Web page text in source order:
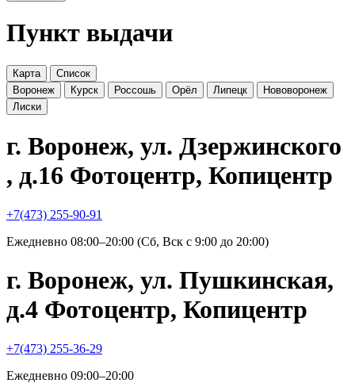
Пункт выдачи
Карта
Список
Воронеж
Курск Россошь Орёл Липецк
Нововоронеж
Лиски
г. Воронеж, ул. Дзержинского
, д.16 Фотоцентр, Копицентр
+7(473) 255-90-91
Ежедневно 08:00–20:00 (Сб, Вск с 9:00 до 20:00)
г. Воронеж, ул. Пушкинская,
д.4 Фотоцентр, Копицентр
+7(473) 255-36-29
Ежедневно 09:00–20:00